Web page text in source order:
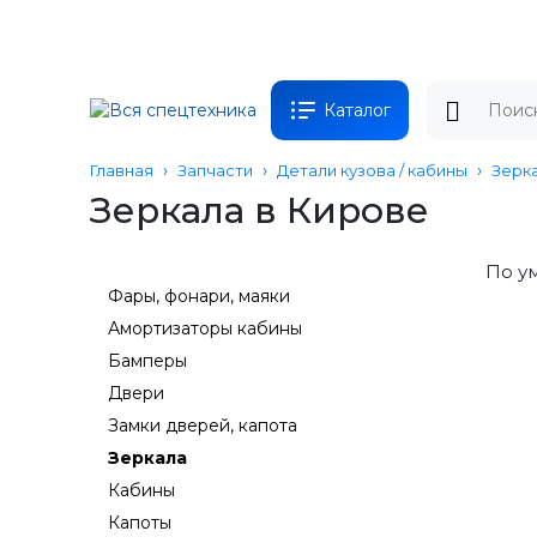
Каталог
Главная Запчасти Детали кузова / кабины
Зеркала в Кирове
Фары, фонари, маяки
Амортизаторы кабины
Бамперы
Двери
Замки дверей, капота
Зеркала
Кабины
Капоты
По